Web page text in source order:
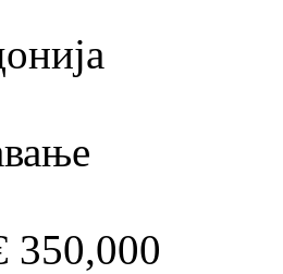
350,000